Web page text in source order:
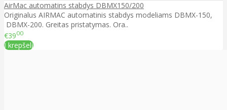
AirMac automatins stabdys DBMX150/200
Originalus AIRMAC automatinis stabdys modeliams DBMX-150,
DBMX-200. Greitas pristatymas. Ora..
€3900
Į krepšelį